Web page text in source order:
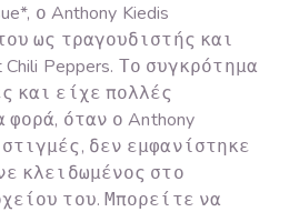
ο Anthony Kiedis
ως τραγουδιστής και
Peppers. Το συγκρότημα
και είχε πολλές
όταν ο Anthony
δεν εμφανίστηκε
κλειδωμένος στο
του. Μπορείτε να